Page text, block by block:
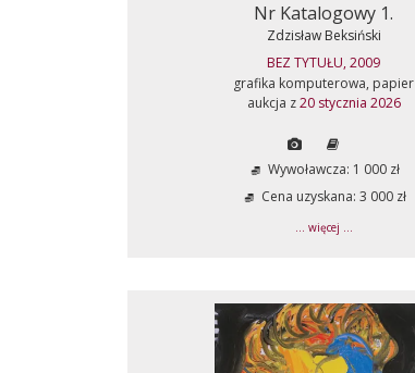
Nr Katalogowy 1.
Zdzisław Beksiński
BEZ TYTUŁU, 2009
grafika komputerowa, papier
aukcja z20 stycznia 2026
Wywoławcza: 1 000 zł
Cena uzyskana: 3 000 zł
... więcej ...